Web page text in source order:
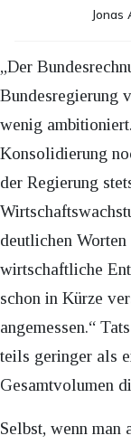
Jonas
„Der
Bundesregierung
wenig
Konsolidierung
der Regierung
deutlichen Worten
wirtschaftliche
schon in Kürze
angemessen.“
teils geringer als
Gesamtvolumen
Selbst, wenn man